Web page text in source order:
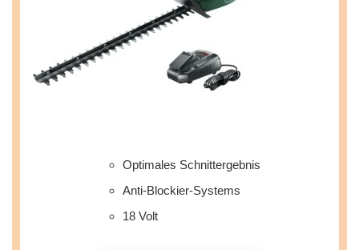
Optimales Schnittergebnis
Anti-Blockier-Systems
‎18 Volt